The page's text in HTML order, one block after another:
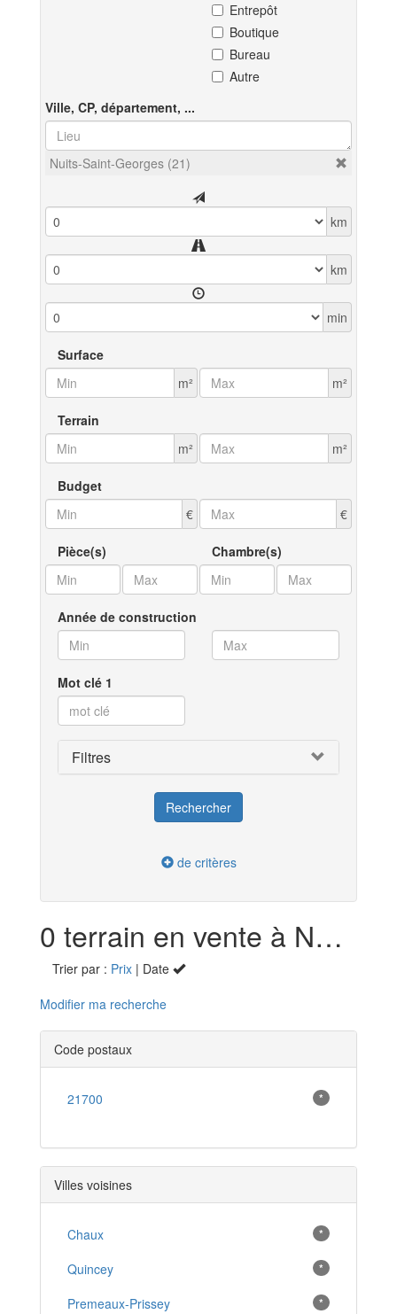
Entrepôt
Boutique
Bureau
Autre
Ville, CP, département, ...
Nuits-Saint-Georges (21)
km
km
min
Surface
m²
m²
Terrain
m²
m²
Budget
€
€
Pièce(s) Chambre(s)
Année de construction
Mot clé 1
Filtres
de critères
0 terrain en vente à Nuits-Saint-Georges (21)
Trier par : Prix | Date
Modifier ma recherche
Code postaux
21700 *
Villes voisines
Chaux *
Quincey *
Premeaux-Prissey *